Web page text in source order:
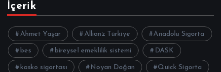
İçerik
Ahmet Yaşar Allianz Türkiye Anadolu Sigorta
bes bireysel emeklilik sistemi DASK
kasko sigortası Noyan Doğan Quick Sigorta